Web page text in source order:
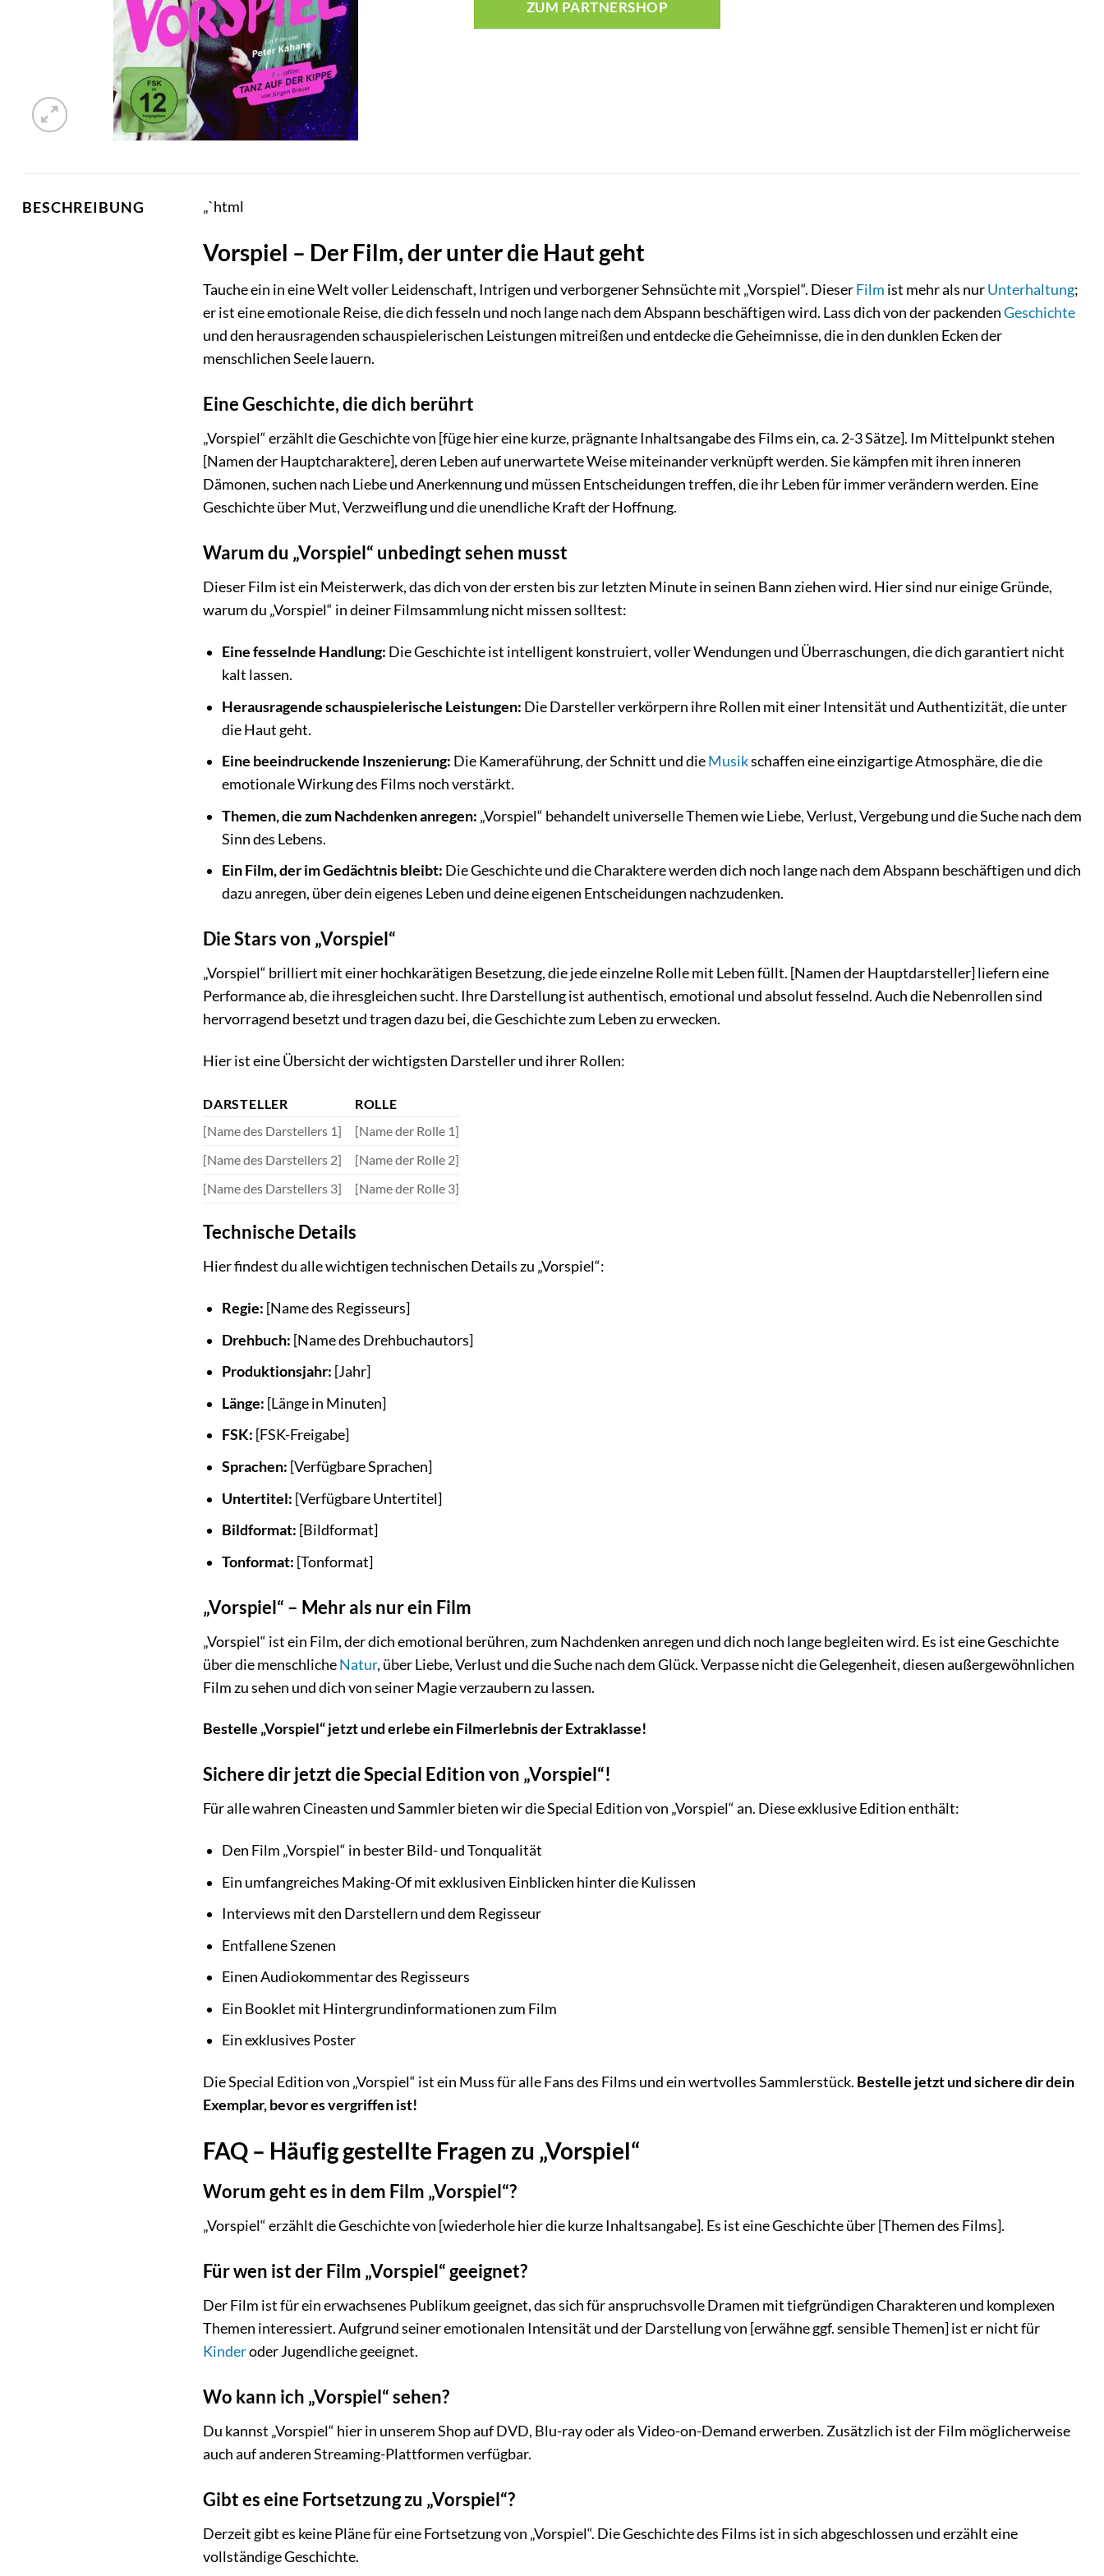
ZUM PARTNERSHOP
BESCHREIBUNG „`html
Vorspiel – Der Film, der unter die Haut geht
Tauche ein in eine Welt voller Leidenschaft, Intrigen und verborgener Sehnsüchte mit „Vorspiel“. DieserFilm ist mehr als nurUnterhaltung;
er ist eine emotionale Reise, die dich fesseln und noch lange nach dem Abspann beschäftigen wird. Lass dich von der packendenGeschichte
und den herausragenden schauspielerischen Leistungen mitreißen und entdecke die Geheimnisse, die in den dunklen Ecken der
menschlichen Seele lauern.
Eine Geschichte, die dich berührt
„Vorspiel“ erzählt die Geschichte von [füge hier eine kurze, prägnante Inhaltsangabe des Films ein, ca. 2-3 Sätze]. Im Mittelpunkt stehen
[Namen der Hauptcharaktere], deren Leben auf unerwartete Weise miteinander verknüpft werden. Sie kämpfen mit ihren inneren
Dämonen, suchen nach Liebe und Anerkennung und müssen Entscheidungen treffen, die ihr Leben für immer verändern werden. Eine
Geschichte über Mut, Verzweiflung und die unendliche Kraft der Hoffnung.
Warum du „Vorspiel“ unbedingt sehen musst
Dieser Film ist ein Meisterwerk, das dich von der ersten bis zur letzten Minute in seinen Bann ziehen wird. Hier sind nur einige Gründe,
warum du „Vorspiel“ in deiner Filmsammlung nicht missen solltest:
Eine fesselnde Handlung: Die Geschichte ist intelligent konstruiert, voller Wendungen und Überraschungen, die dich garantiert nicht
kalt lassen.
Herausragende schauspielerische Leistungen: Die Darsteller verkörpern ihre Rollen mit einer Intensität und Authentizität, die unter
die Haut geht.
Eine beeindruckende Inszenierung: Die Kameraführung, der Schnitt und dieMusikschaffen eine einzigartige Atmosphäre, die die
emotionale Wirkung des Films noch verstärkt.
Themen, die zum Nachdenken anregen: „Vorspiel“ behandelt universelle Themen wie Liebe, Verlust, Vergebung und die Suche nach dem
Sinn des Lebens.
Ein Film, der im Gedächtnis bleibt: Die Geschichte und die Charaktere werden dich noch lange nach dem Abspann beschäftigen und dich
dazu anregen, über dein eigenes Leben und deine eigenen Entscheidungen nachzudenken.
Die Stars von „Vorspiel“
„Vorspiel“ brilliert mit einer hochkarätigen Besetzung, die jede einzelne Rolle mit Leben füllt. [Namen der Hauptdarsteller] liefern eine
Performance ab, die ihresgleichen sucht. Ihre Darstellung ist authentisch, emotional und absolut fesselnd. Auch die Nebenrollen sind
hervorragend besetzt und tragen dazu bei, die Geschichte zum Leben zu erwecken.
Hier ist eine Übersicht der wichtigsten Darsteller und ihrer Rollen:
DARSTELLER
ROLLE
[Name des Darstellers 1]
[Name der Rolle 1]
[Name des Darstellers 2]
[Name der Rolle 2]
[Name des Darstellers 3]
[Name der Rolle 3]
Technische Details
Hier findest du alle wichtigen technischen Details zu „Vorspiel“:
Regie: [Name des Regisseurs]
Drehbuch: [Name des Drehbuchautors]
Produktionsjahr: [Jahr]
Länge: [Länge in Minuten]
FSK: [FSK-Freigabe]
Sprachen: [Verfügbare Sprachen]
Untertitel: [Verfügbare Untertitel]
Bildformat: [Bildformat]
Tonformat: [Tonformat]
„Vorspiel“ – Mehr als nur ein Film
„Vorspiel“ ist ein Film, der dich emotional berühren, zum Nachdenken anregen und dich noch lange begleiten wird. Es ist eine Geschichte
über die menschlicheNatur, über Liebe, Verlust und die Suche nach dem Glück. Verpasse nicht die Gelegenheit, diesen außergewöhnlichen
Film zu sehen und dich von seiner Magie verzaubern zu lassen.
Bestelle „Vorspiel“ jetzt und erlebe ein Filmerlebnis der Extraklasse!
Sichere dir jetzt die Special Edition von „Vorspiel“!
Für alle wahren Cineasten und Sammler bieten wir die Special Edition von „Vorspiel“ an. Diese exklusive Edition enthält:
Den Film „Vorspiel“ in bester Bild- und Tonqualität
Ein umfangreiches Making-Of mit exklusiven Einblicken hinter die Kulissen
Interviews mit den Darstellern und dem Regisseur
Entfallene Szenen
Einen Audiokommentar des Regisseurs
Ein Booklet mit Hintergrundinformationen zum Film
Ein exklusives Poster
Die Special Edition von „Vorspiel“ ist ein Muss für alle Fans des Films und ein wertvolles Sammlerstück. Bestelle jetzt und sichere dir dein
Exemplar, bevor es vergriffen ist!
FAQ – Häufig gestellte Fragen zu „Vorspiel“
Worum geht es in dem Film „Vorspiel“?
„Vorspiel“ erzählt die Geschichte von [wiederhole hier die kurze Inhaltsangabe]. Es ist eine Geschichte über [Themen des Films].
Für wen ist der Film „Vorspiel“ geeignet?
Der Film ist für ein erwachsenes Publikum geeignet, das sich für anspruchsvolle Dramen mit tiefgründigen Charakteren und komplexen
Themen interessiert. Aufgrund seiner emotionalen Intensität und der Darstellung von [erwähne ggf. sensible Themen] ist er nicht für
Kinderoder Jugendliche geeignet.
Wo kann ich „Vorspiel“ sehen?
Du kannst „Vorspiel“ hier in unserem Shop auf DVD, Blu-ray oder als Video-on-Demand erwerben. Zusätzlich ist der Film möglicherweise
auch auf anderen Streaming-Plattformen verfügbar.
Gibt es eine Fortsetzung zu „Vorspiel“?
Derzeit gibt es keine Pläne für eine Fortsetzung von „Vorspiel“. Die Geschichte des Films ist in sich abgeschlossen und erzählt eine
vollständige Geschichte.